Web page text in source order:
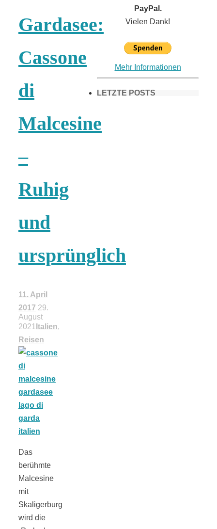
Gardasee:
Cassone
di
Malcesine
–
Ruhig
und
ursprünglich
11. April
2017 29.
August
2021 Italien,
Reisen
Das
berühmte
Malcesine
mit
Skaligerburg
wird die
PayPal.
Vielen Dank!
Mehr Informationen
LETZTE POSTS
Frühling in
Ausflugsziele